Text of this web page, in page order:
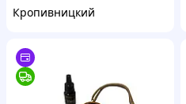
Кропивницкий